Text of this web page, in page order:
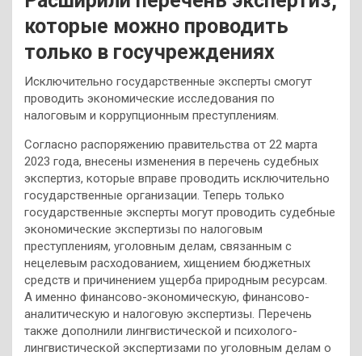
которые можно проводить
только в госучреждениях
Исключительно государственные эксперты смогут
проводить экономические исследования по
налоговым и коррупционным преступлениям.
Согласно распоряжению правительства от 22 марта
2023 года, внесены изменения в перечень судебных
экспертиз, которые вправе проводить исключительно
государственные организации. Теперь только
государственные эксперты могут проводить судебные
экономические экспертизы по налоговым
преступлениям, уголовным делам, связанным с
нецелевым расходованием, хищением бюджетных
средств и причинением ущерба природным ресурсам.
А именно финансово-экономическую, финансово-
аналитическую и налоговую экспертизы. Перечень
также дополнили лингвистической и психолого-
лингвистической экспертизами по уголовным делам о